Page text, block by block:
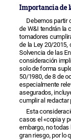
Importancia de
Debemos partir
de W&I tendrán la
tomadores
de la Ley 20/2015,
Solvencia de las
consideración
solo de forma
50/1980, de 8 de
especialmente
asegurados,
cumplir al redactar
Esta
casos el «copia y
embargo, no
gran riesgo, por lo